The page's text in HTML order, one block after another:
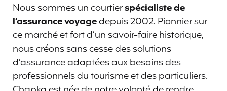
Nous sommes un courtierspécialiste de
l’assurance voyagedepuis 2002. Pionnier sur
ce marché et fort d’un savoir-faire historique,
nous créons sans cesse des solutions
d’assurance adaptées aux besoins des
professionnels du tourisme et des particuliers.